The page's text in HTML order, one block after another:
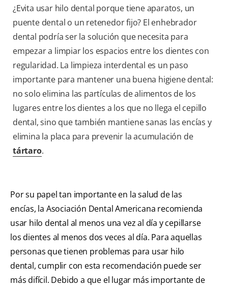
¿Evita usar hilo dental porque tiene aparatos, un
puente dental o un retenedor fijo? El enhebrador
dental podría ser la solución que necesita para
empezar a limpiar los espacios entre los dientes con
regularidad. La limpieza interdental es un paso
importante para mantener una buena higiene dental:
no solo elimina las partículas de alimentos de los
lugares entre los dientes a los que no llega el cepillo
dental, sino que también mantiene sanas las encías y
elimina la placa para prevenir la acumulación de
tártaro.
Por su papel tan importante en la salud de las
encías, la Asociación Dental Americana recomienda
usar hilo dental al menos una vez al día y cepillarse
los dientes al menos dos veces al día. Para aquellas
personas que tienen problemas para usar hilo
dental, cumplir con esta recomendación puede ser
más difícil. Debido a que el lugar más importante de